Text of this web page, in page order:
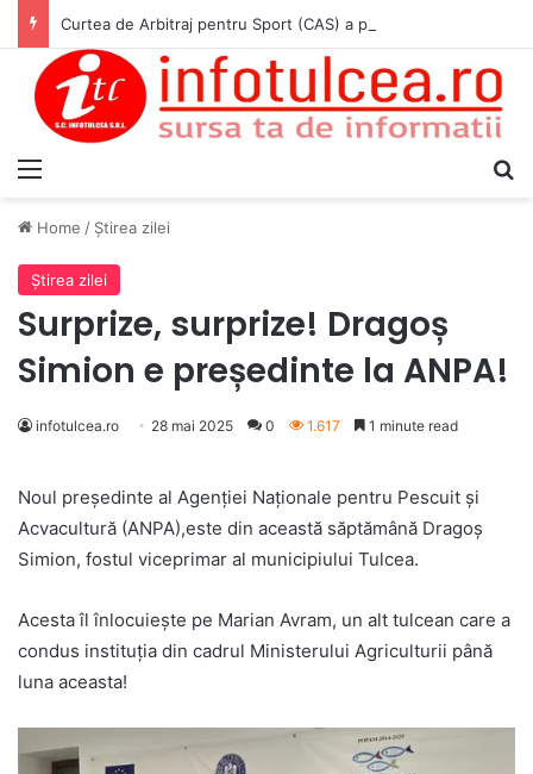
Home / Ştirea zilei
Ştirea zilei
Surprize, surprize! Dragoș
Simion e președinte la ANPA!
infotulcea.ro 28 mai 2025 0 1.617 1 minute read
Noul președinte al Agenției Naționale pentru Pescuit și
Acvacultură (ANPA),este din această săptămână Dragoș
Simion, fostul viceprimar al municipiului Tulcea.
Acesta îl înlocuiește pe Marian Avram, un alt tulcean care a
condus instituția din cadrul Ministerului Agriculturii până
luna aceasta!